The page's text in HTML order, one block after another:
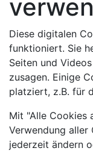
Diese digitalen
funktioniert. Sie
Seiten und
zusagen. Einige
platziert, z.B. für
Mit "Alle Cookies
Verwendung aller
jederzeit ändern